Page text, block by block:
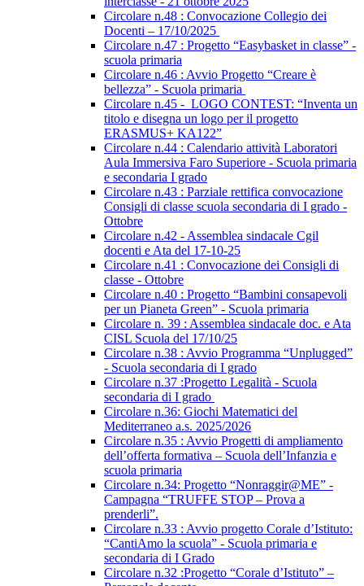
Circolare n.48 : Convocazione Collegio dei
Docenti – 17/10/2025
Circolare n.47 : Progetto “Easybasket in classe” -
scuola primaria
Circolare n.46 : Avvio Progetto “Creare è
bellezza” - Scuola primaria
Circolare n.45 - LOGO CONTEST: “Inventa un
titolo e disegna un logo per il progetto
ERASMUS+ KA122”
Circolare n.44 : Calendario attività Laboratori
Aula Immersiva Faro Superiore - Scuola primaria
e secondaria I grado
Circolare n.43 : Parziale rettifica convocazione
Consigli di classe scuola secondaria di I grado -
Ottobre
Circolare n.42 - Assemblea sindacale Cgil
docenti e Ata del 17-10-25
Circolare n.41 : Convocazione dei Consigli di
classe - Ottobre
Circolare n.40 : Progetto “Bambini consapevoli
per un Pianeta Green” - Scuola primaria
Circolare n. 39 : Assemblea sindacale doc. e Ata
CISL Scuola del 17/10/25
Circolare n.38 : Avvio Programma “Unplugged”
- Scuola secondaria di I grado
Circolare n.37 :Progetto Legalità - Scuola
secondaria di I grado
Circolare n.36: Giochi Matematici del
Mediterraneo a.s. 2025/2026
Circolare n.35 : Avvio Progetti di ampliamento
dell’offerta formativa – Scuola dell’Infanzia e
scuola primaria
Circolare n.34: Progetto “Nonraggir@ME” -
Campagna “TRUFFE STOP – Prova a
prenderli”.
Circolare n.33 : Avvio progetto Corale d’Istituto:
“CantiAmo la scuola” - Scuola primaria e
secondaria di I Grado
Circolare n.32 :Progetto “Corale d’Istituto” –